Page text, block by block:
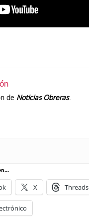
de Noticias Obreras.
X Threads